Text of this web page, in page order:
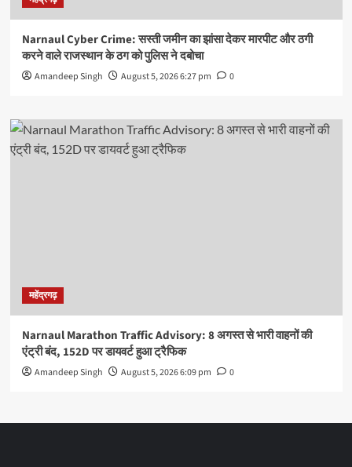
Narnaul Cyber Crime: सस्ती जमीन का झांसा देकर मारपीट और ठगी
करने वाले राजस्थान के ठग को पुलिस ने दबोचा
Amandeep Singh August 5, 2026 6:27 pm 0
महेंद्रगढ़
Narnaul Marathon Traffic Advisory: 8 अगस्त से भारी वाहनों की
एंट्री बंद, 152D पर डायवर्ट हुआ ट्रैफिक
Amandeep Singh August 5, 2026 6:09 pm 0